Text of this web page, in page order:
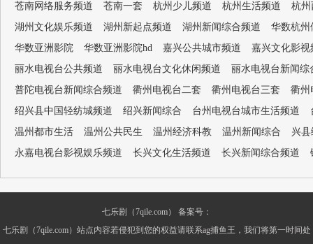
苍南网络服务频道
苍南一套 杭州少儿频道 杭州生活频道
杭州
湖州文化娱乐频道
湖州新起点频道 湖州新闻综合频道
华数杭州
华数亚洲影院
华数亚洲影院hd 嘉兴公共城市频道
嘉兴文化影视
丽水电视台公共频道
丽水电视台文化休闲频道
丽水电视台新闻综
普陀电视台新闻综合频道
衢州电视台二套 衢州电视台三套
衢州
绍兴县中国轻纺城频道
绍兴新闻综合 台州电视台城市生活频道
温州都市生活
温州公共民生 温州经济科教 温州新闻综合
兴
永嘉电视台影视娱乐频道
长兴文化生活频道 长兴新闻综合频道
七乐剧（7qile.com） 备案号：
七乐剧（7qile.com）站点内容若侵犯到您的权益请联系ag捕鱼王，我们将第一时间处